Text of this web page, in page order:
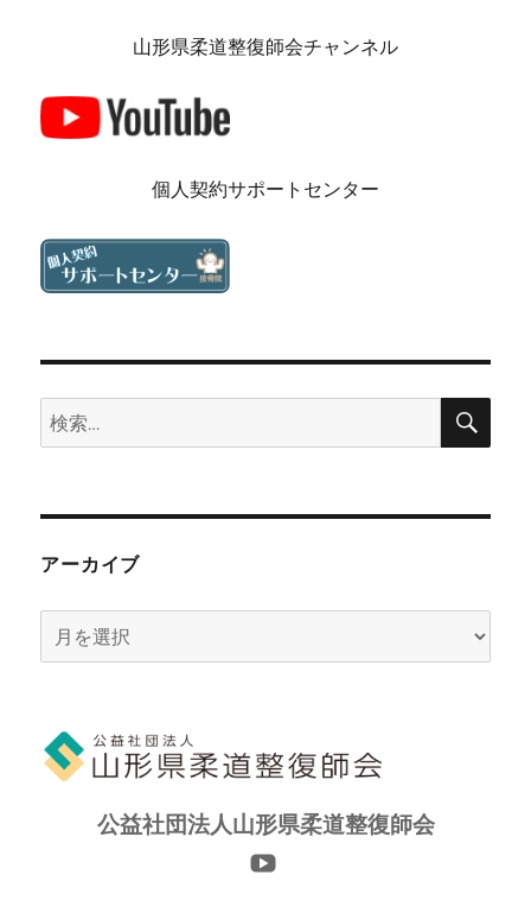
山形県柔道整復師会チャンネル
個人契約サポートセンター
検
索:
検
アーカイブ
ー
ブ
公益社団法人山形県柔道整復師会